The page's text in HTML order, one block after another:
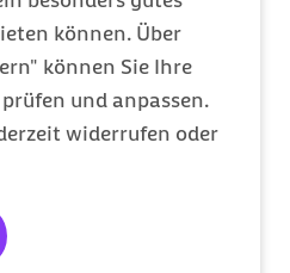
können. Über
können Sie Ihre
und anpassen.
widerrufen oder
helfen.
Methode und
Es
wissenschaftliche
Erforschung von
bietet
natürliche Wirkstoffe in